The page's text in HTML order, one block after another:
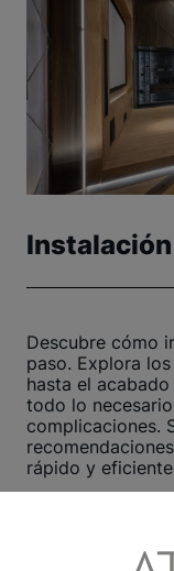
Instalación
Descubre cómo
paso. Explora
hasta el
todo lo
complicaciones.
rápido y
Ver otros